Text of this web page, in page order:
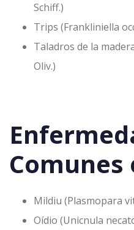
Schiff.)
Trips (Frankliniella
Taladros de la
Oliv.)
Comunes
Mildiu (Plasmopara
Oídio (Unicnula